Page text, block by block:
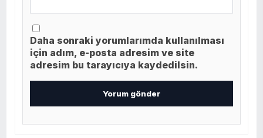
Daha sonraki yorumlarımda kullanılması
için adım, e-posta adresim ve site
adresim bu tarayıcıya kaydedilsin.